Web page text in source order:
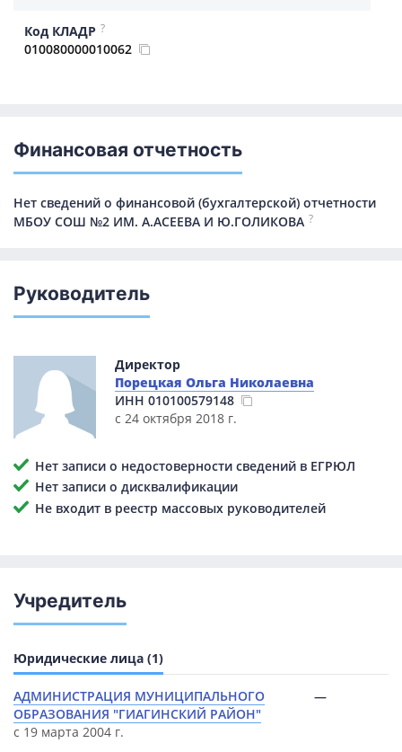
Код КЛАДР ?
010080000010062
Финансовая отчетность
Нет сведений о финансовой (бухгалтерской) отчетности
МБОУ СОШ №2 ИМ. А.АСЕЕВА И Ю.ГОЛИКОВА ?
Руководитель
Директор
Порецкая Ольга Николаевна
ИНН 010100579148
с 24 октября 2018 г.
Нет записи о недостоверности сведений в ЕГРЮЛ
Нет записи о дисквалификации
Не входит в реестр массовых руководителей
Учредитель
Юридические лица (1)
АДМИНИСТРАЦИЯ МУНИЦИПАЛЬНОГО
ОБРАЗОВАНИЯ "ГИАГИНСКИЙ РАЙОН"
с 19 марта 2004 г.
—